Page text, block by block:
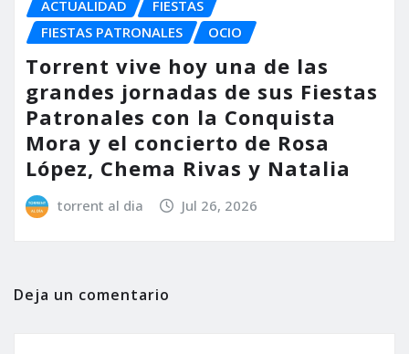
ACTUALIDAD
FIESTAS
FIESTAS PATRONALES
OCIO
Torrent vive hoy una de las
grandes jornadas de sus Fiestas
Patronales con la Conquista
Mora y el concierto de Rosa
López, Chema Rivas y Natalia
torrent al dia Jul 26, 2026
Deja un comentario